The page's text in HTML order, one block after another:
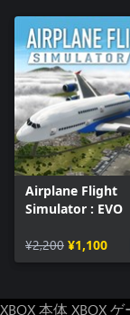
Airplane Flight
Simulator : EVO
¥2,200 ¥1,100
XBOX 本体XBOX ゲ